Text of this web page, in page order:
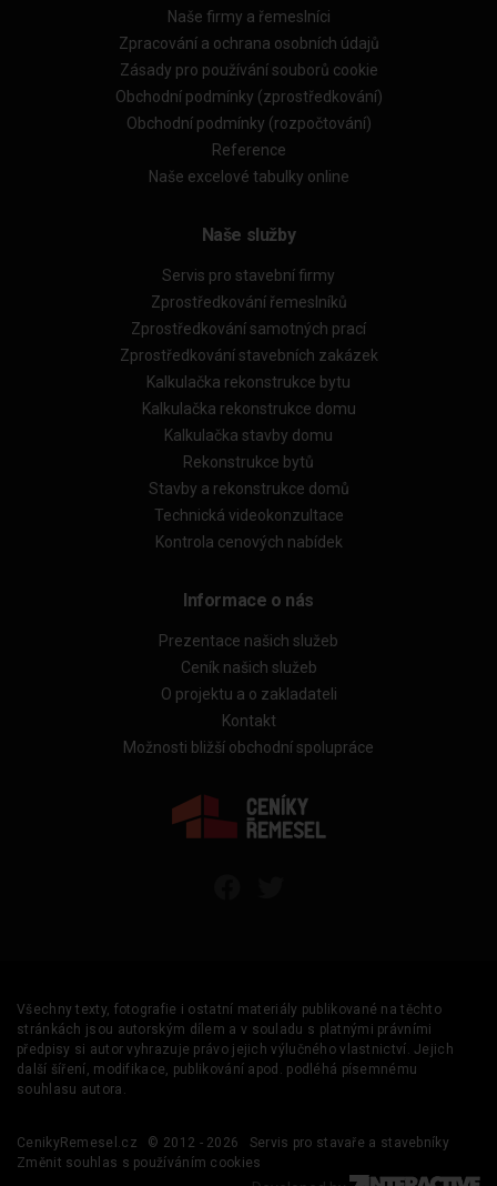
Naše firmy a řemeslníci
Zpracování a ochrana osobních údajů
Zásady pro používání souborů cookie
Obchodní podmínky (zprostředkování)
Obchodní podmínky (rozpočtování)
Reference
Naše excelové tabulky online
Naše služby
Servis pro stavební firmy
Zprostředkování řemeslníků
Zprostředkování samotných prací
Zprostředkování stavebních zakázek
Kalkulačka rekonstrukce bytu
Kalkulačka rekonstrukce domu
Kalkulačka stavby domu
Rekonstrukce bytů
Stavby a rekonstrukce domů
Technická videokonzultace
Kontrola cenových nabídek
Informace o nás
Prezentace našich služeb
Ceník našich služeb
O projektu a o zakladateli
Kontakt
Možnosti bližší obchodní spolupráce
Všechny texty, fotografie i ostatní materiály publikované na těchto
stránkách jsou autorským dílem a v souladu s platnými právními
předpisy si autor vyhrazuje právo jejich výlučného vlastnictví. Jejich
další šíření, modifikace, publikování apod. podléhá písemnému
souhlasu autora.
CenikyRemesel.cz © 2012 - 2026
Servis pro stavaře a stavebníky
Změnit souhlas s používáním cookies